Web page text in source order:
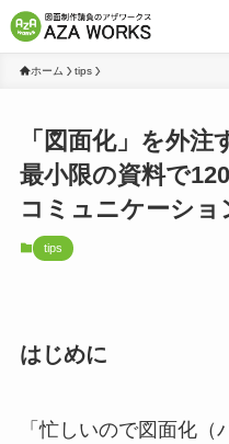
ホーム tips
「図面化」を外注
最小限の資料で
コミュニケーショ
tips
はじめに
「忙しいので図面化